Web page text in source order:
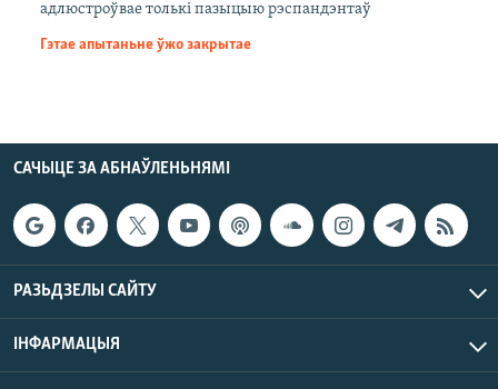
адлюстроўвае толькі пазыцыю рэспандэнтаў
Гэтае апытаньне ўжо закрытае
САЧЫЦЕ ЗА АБНАЎЛЕНЬНЯМІ
РАЗЬДЗЕЛЫ САЙТУ
ІНФАРМАЦЫЯ